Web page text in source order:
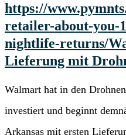
https://
retailer-about-
nightlife-returns/
Lieferung mit
Walmart hat in den
investiert und beginnt
Arkansas mit ersten